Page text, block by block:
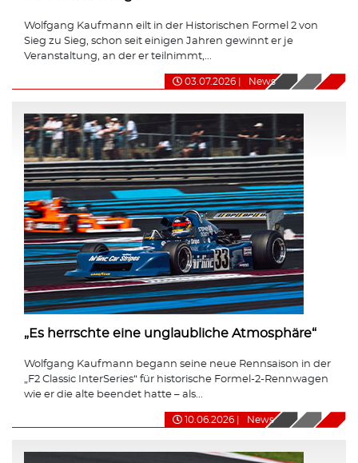
Wolfgang Kaufmann eilt in der Historischen Formel 2 von
Sieg zu Sieg, schon seit einigen Jahren gewinnt er je
Veranstaltung, an der er teilnimmt,...
03.07.2026 News
„Es herrschte eine unglaubliche Atmosphäre“
Wolfgang Kaufmann begann seine neue Rennsaison in der
„F2 Classic InterSeries“ für historische Formel-2-Rennwagen
wie er die alte beendet hatte – als...
10.06.2026 News